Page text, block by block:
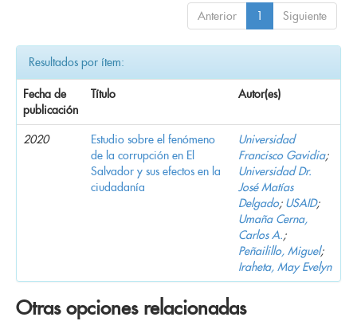
Anterior 1 Siguiente
Resultados por ítem:
Fecha de
publicación
Título Autor(es)
2020
Estudio sobre el fenómeno
de la corrupción en El
Salvador y sus efectos en la
ciudadanía
Universidad
Francisco Gavidia;
Universidad Dr.
José Matías
Delgado; USAID;
Umaña Cerna,
Carlos A.;
Peñailillo, Miguel;
Iraheta, May Evelyn
Otras opciones relacionadas